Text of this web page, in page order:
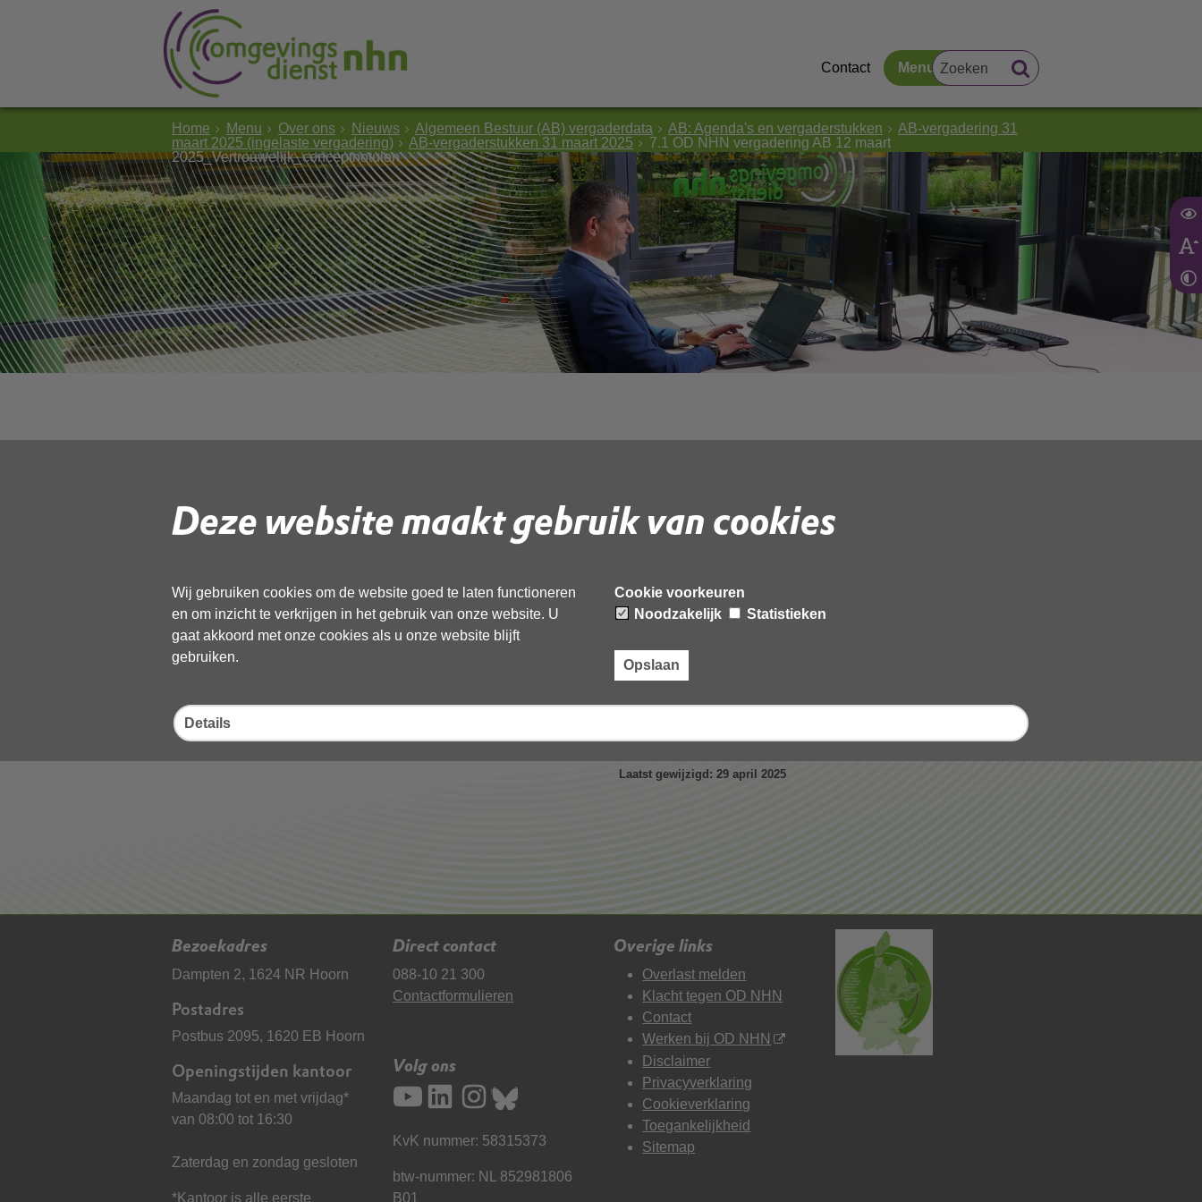
Deze website maakt gebruik van cookies
Wij gebruiken cookies om de website goed te laten functioneren
en om inzicht te verkrijgen in het gebruik van onze website. U
gaat akkoord met onze cookies als u onze website blijft
gebruiken.
Cookie voorkeuren
Noodzakelijk
Statistieken
Opslaan
Details
Contact Menu
Home Menu Over ons Nieuws Algemeen Bestuur (AB) vergaderdata AB: Agenda's en vergaderstukken
AB-vergadering 31
maart 2025 (ingelaste vergadering)
AB-vergaderstukken 31 maart 2025
7.1 OD NHN vergadering AB 12 maart
2025_Vertrouwelijk_conceptnotulen
maart
Volg de onderstaande link om hetPDFdocument te downloaden.
Download ‘7.1 OD NHN vergadering AB 12 maart 2025_Vertrouwelijk_conceptnotulen’,
Laatst gewijzigd: 29 april 2025
Bezoekadres
Dampten 2, 1624 NR Hoorn
Postadres
Postbus 2095, 1620 EB Hoorn
Openingstijden kantoor
Maandag tot en met vrijdag*
van 08:00 tot 16:30
Zaterdag en zondag gesloten
*Kantoor is alle eerste
Direct contact
088-10 21 300
Contactformulieren
Volg ons
KvK nummer: 58315373
btw-nummer: NL 852981806
B01
Overige links
Overlast melden
Klacht tegen OD NHN
Contact
Werken bij OD NHN
Disclaimer
Privacyverklaring
Cookieverklaring
Toegankelijkheid
Sitemap